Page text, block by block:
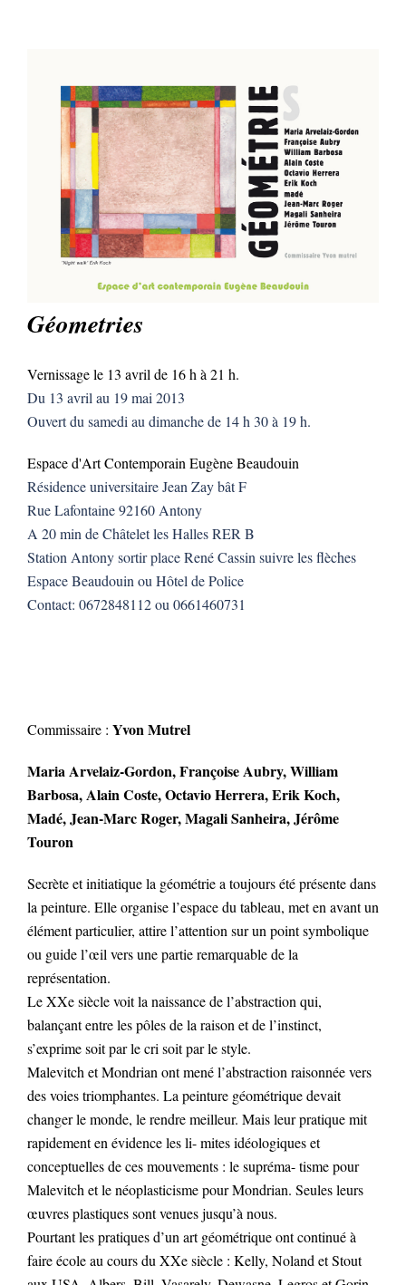
Géometries
Vernissage le 13 avril de 16 h à 21 h.
Du 13 avril au 19 mai 2013
Ouvert du samedi au dimanche de 14 h 30 à 19 h.
Espace d'Art Contemporain Eugène Beaudouin
Résidence universitaire Jean Zay bât F
Rue Lafontaine 92160 Antony
A 20 min de Châtelet les Halles RER B
Station Antony sortir place René Cassin suivre les flèches
Espace Beaudouin ou Hôtel de Police
Contact: 0672848112 ou 0661460731
Commissaire : Yvon Mutrel
Maria Arvelaiz-Gordon, Françoise Aubry, William
Barbosa, Alain Coste, Octavio Herrera, Erik Koch,
Madé, Jean-Marc Roger, Magali Sanheira, Jérôme
Touron
Secrète et initiatique la géométrie a toujours été présente dans
la peinture. Elle organise l’espace du tableau, met en avant un
élément particulier, attire l’attention sur un point symbolique
ou guide l’œil vers une partie remarquable de la
représentation.
Le XXe siècle voit la naissance de l’abstraction qui,
balançant entre les pôles de la raison et de l’instinct,
s’exprime soit par le cri soit par le style.
Malevitch et Mondrian ont mené l’abstraction raisonnée vers
des voies triomphantes. La peinture géométrique devait
changer le monde, le rendre meilleur. Mais leur pratique mit
rapidement en évidence les li- mites idéologiques et
conceptuelles de ces mouvements : le supréma- tisme pour
Malevitch et le néoplasticisme pour Mondrian. Seules leurs
œuvres plastiques sont venues jusqu’à nous.
Pourtant les pratiques d’un art géométrique ont continué à
faire école au cours du XXe siècle : Kelly, Noland et Stout